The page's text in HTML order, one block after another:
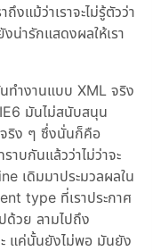
งแม้ว่าเราจะไม่รู้ตัวว่า
น่ารักแสดงผลให้เรา
ทำงานแบบ XML จริง
IE6 มันไม่สนับสนุน
ริง ๆ ซึ่งนั่นก็คือ
บกันแล้วว่าไม่ว่าจะ
เดิมมาประมวลผลใน
type ที่เราประกาศ
ด้วย ลามไปถึง
แค่นั้นยังไม่พอ มันยัง